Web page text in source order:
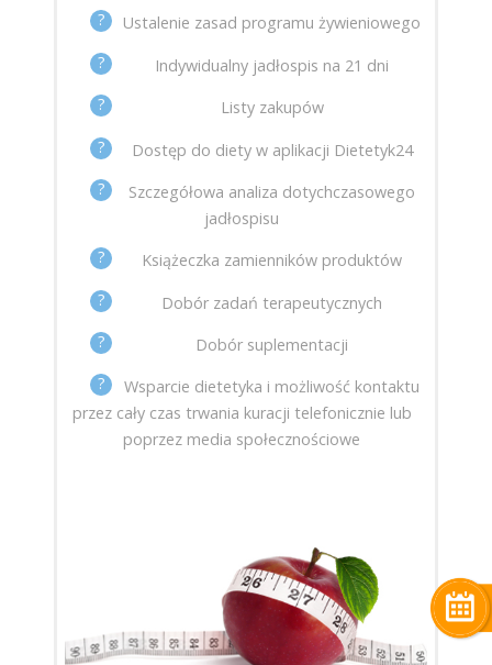
?
Ustalenie zasad programu żywieniowego
?
Indywidualny jadłospis na 21 dni
?
Listy zakupów
?
Dostęp do diety w aplikacji Dietetyk24
?
Szczegółowa analiza dotychczasowego
jadłospisu
?
Książeczka zamienników produktów
?
Dobór zadań terapeutycznych
?
Dobór suplementacji
?
Wsparcie dietetyka i możliwość kontaktu
przez cały czas trwania kuracji telefonicznie lub
poprzez media społecznościowe